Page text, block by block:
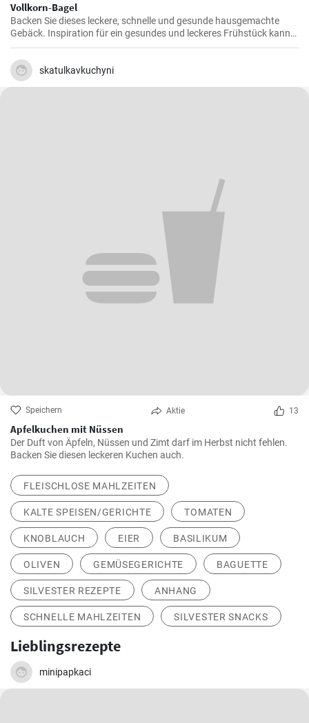
Vollkorn-Bagel
Backen Sie dieses leckere, schnelle und gesunde hausgemachte
Gebäck. Inspiration für ein gesundes und leckeres Frühstück kann
man nie genug haben.
skatulkavkuchyni
Speichern Aktie 13
Apfelkuchen mit Nüssen
Der Duft von Äpfeln, Nüssen und Zimt darf im Herbst nicht fehlen.
Backen Sie diesen leckeren Kuchen auch.
FLEISCHLOSE MAHLZEITEN
KALTE SPEISEN/GERICHTE TOMATEN
KNOBLAUCH EIER BASILIKUM
OLIVEN GEMÜSEGERICHTE BAGUETTE
SILVESTER REZEPTE ANHANG
SCHNELLE MAHLZEITEN SILVESTER SNACKS
Lieblingsrezepte
minipapkaci